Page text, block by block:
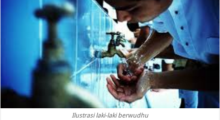
Ilustrasi laki-laki berwudhu